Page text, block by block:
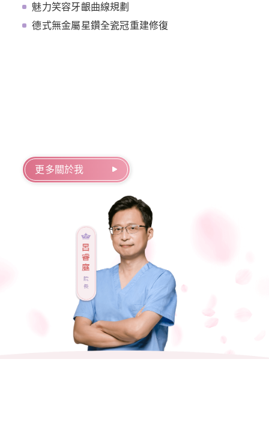
魅力笑容牙齦曲線規劃
德式無金屬星鑽全瓷冠重建修復
更多關於我